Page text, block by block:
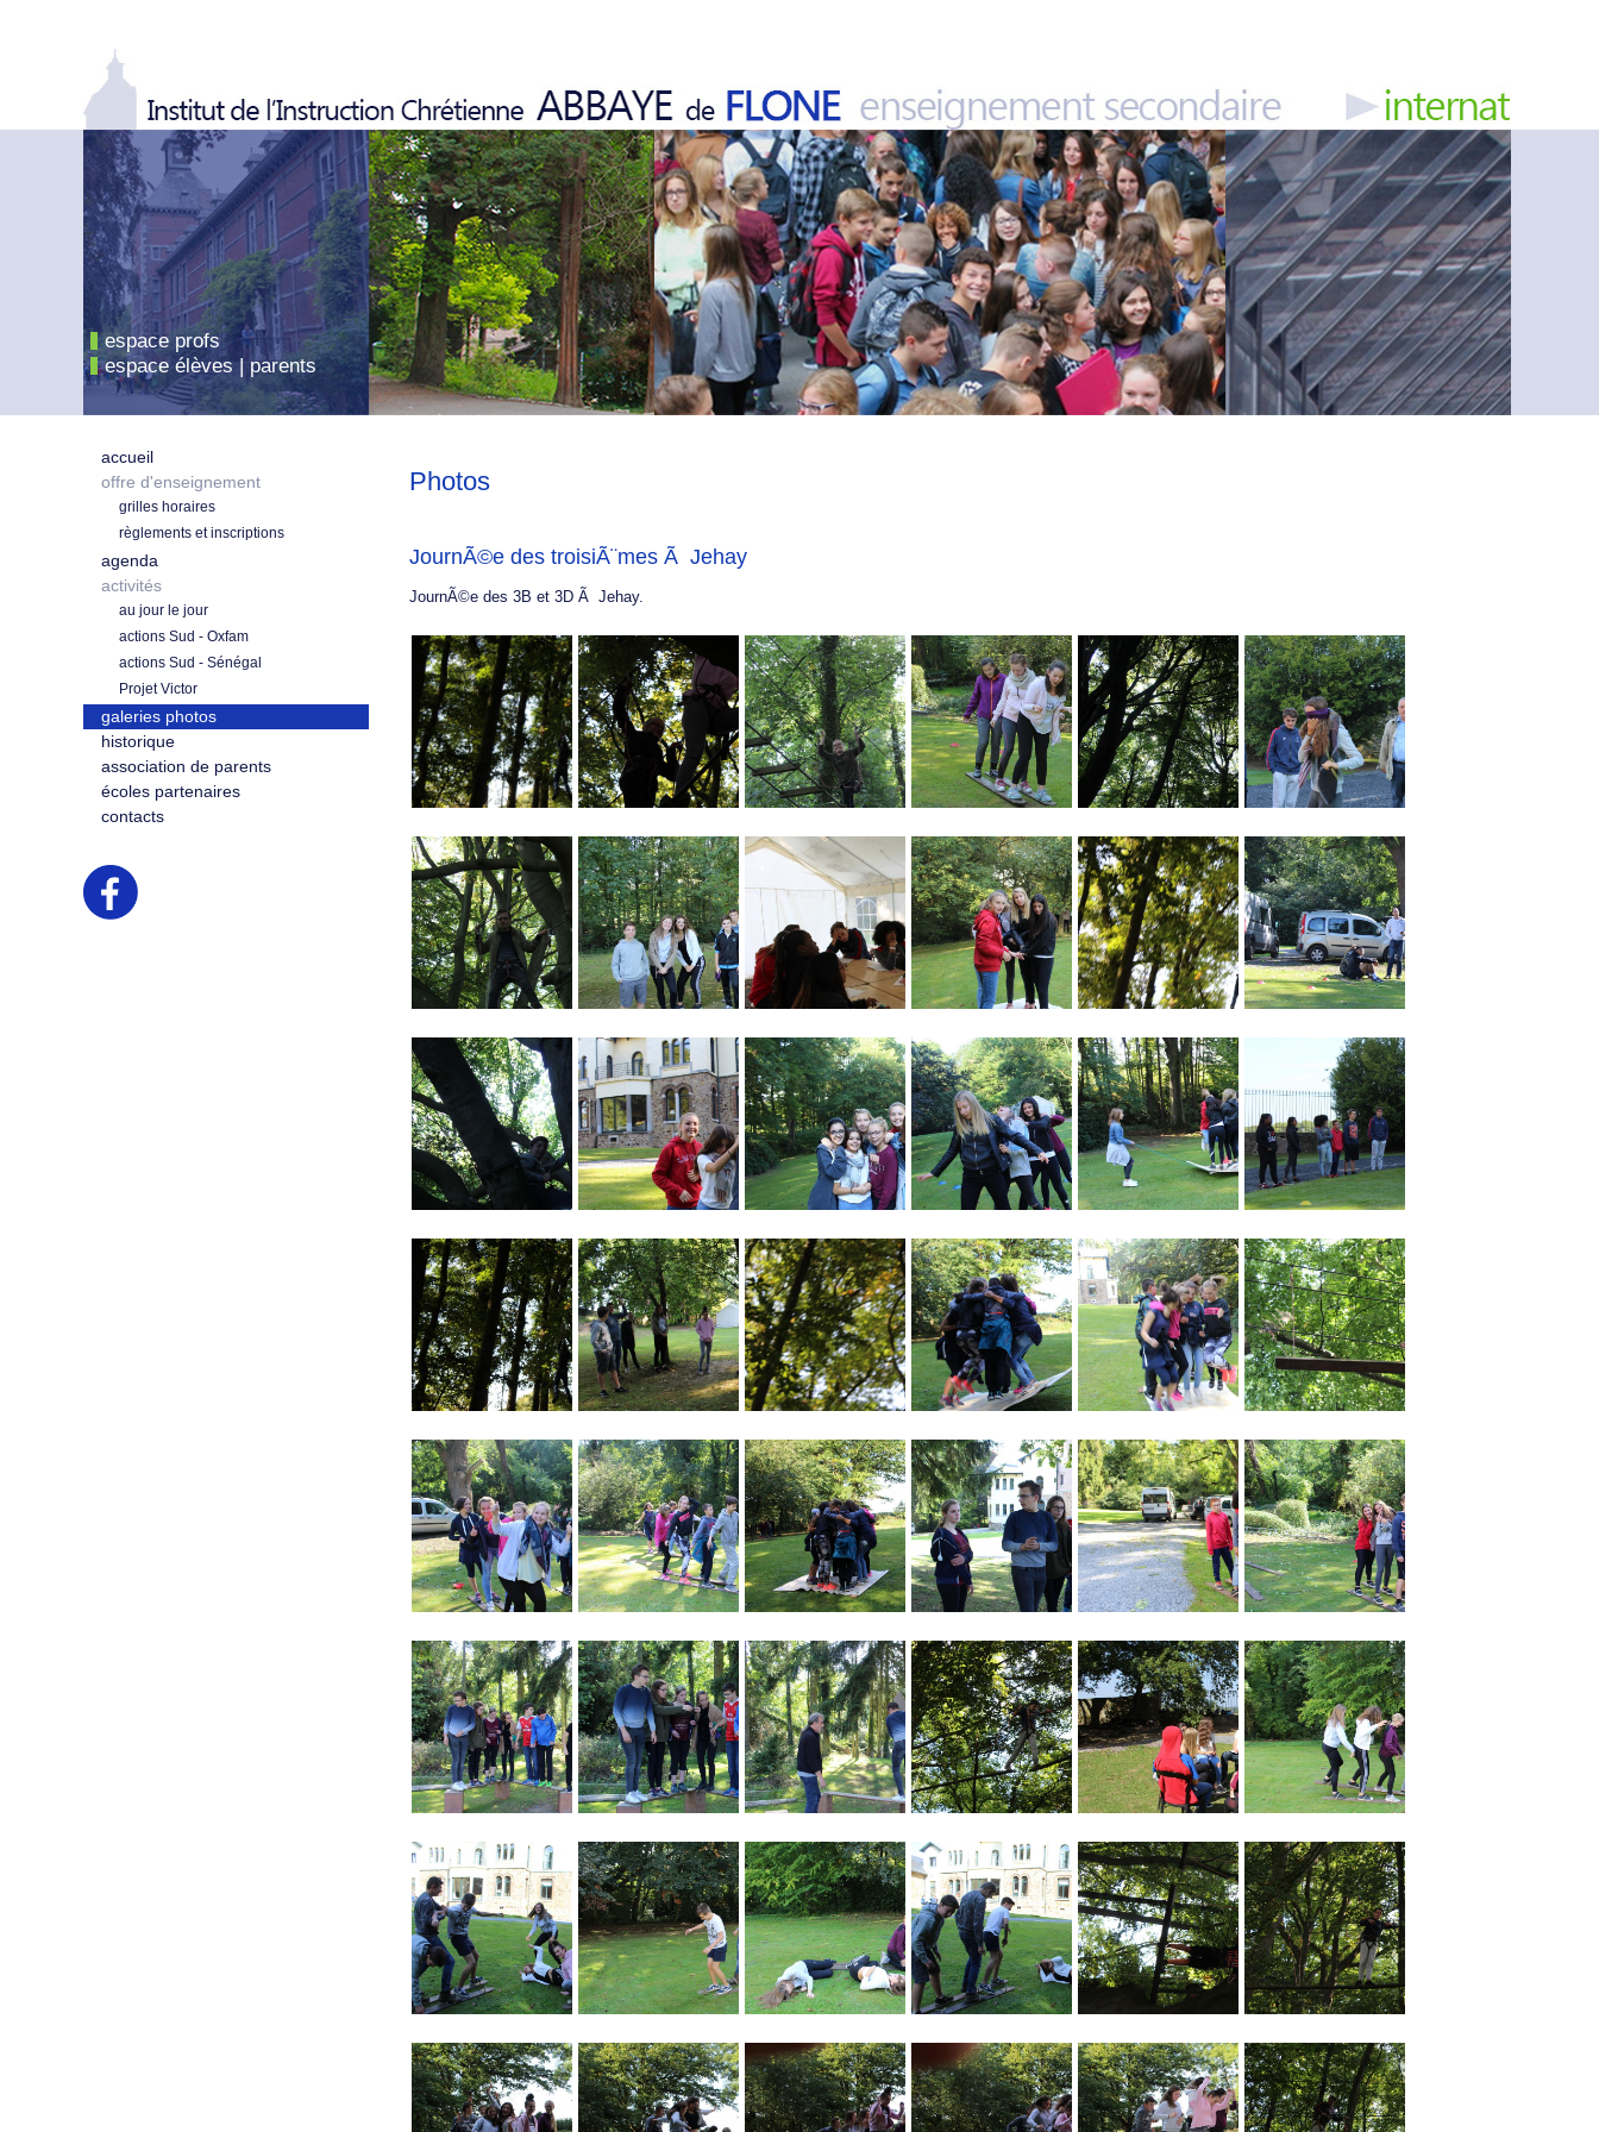
espace profs
espace élèves | parents
accueil
offre d'enseignement
grilles horaires
règlements et inscriptions
agenda
activités
au jour le jour
actions Sud - Oxfam
actions Sud - Sénégal
Projet Victor
galeries photos
historique
association de parents
écoles partenaires
contacts
Photos
JournÃ©e des troisiÃ¨mes Ã Jehay
JournÃ©e des 3B et 3D Ã Jehay.